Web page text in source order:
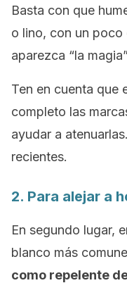
Basta con que
o lino, con un
aparezca “la
Ten en cuenta que
completo las
ayudar a
recientes.
2. Para alejar a
En segundo lugar,
blanco más
como repelente